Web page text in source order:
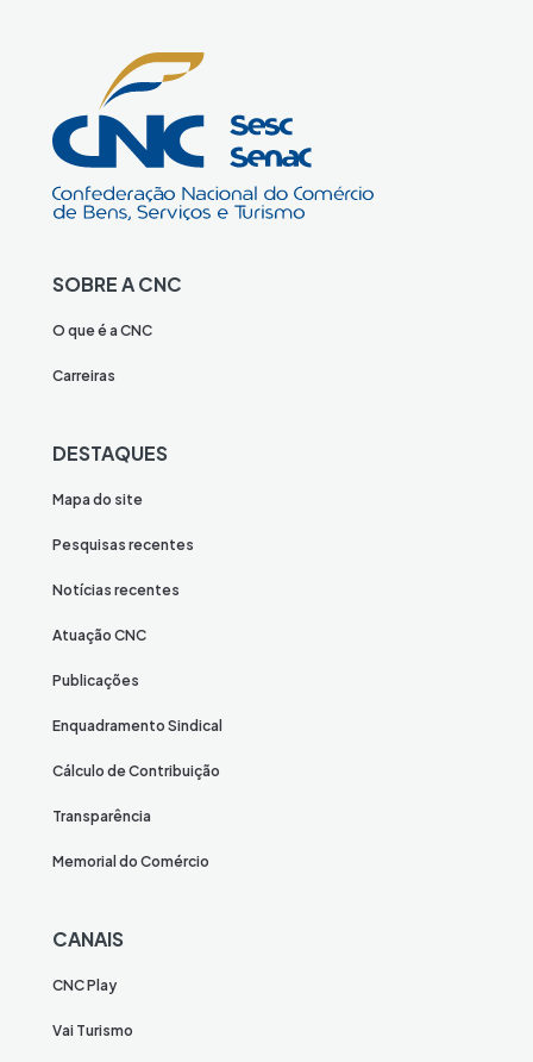
SOBRE A CNC
O que é a CNC
Carreiras
DESTAQUES
Mapa do site
Pesquisas recentes
Notícias recentes
Atuação CNC
Publicações
Enquadramento Sindical
Cálculo de Contribuição
Transparência
Memorial do Comércio
CANAIS
CNC Play
Vai Turismo